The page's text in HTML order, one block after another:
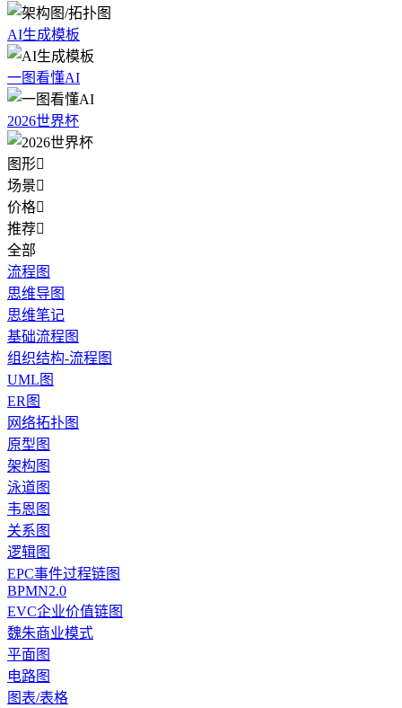
AI生成模板
一图看懂AI
2026世界杯
图形
场景
价格
推荐
全部
流程图
思维导图
思维笔记
基础流程图
组织结构-流程图
UML图
ER图
网络拓扑图
原型图
架构图
泳道图
韦恩图
关系图
逻辑图
EPC事件过程链图
BPMN2.0
EVC企业价值链图
魏朱商业模式
平面图
电路图
图表/表格